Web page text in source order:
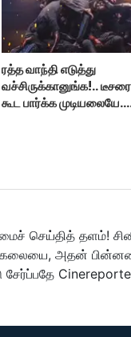
ரத்த வாந்தி எடுத்து
வச்சிருக்கானுங்க!.. டீசரை
கூட பார்க்க முடியலையே..
செய்தித் தளம்!
கலையை, அதன்